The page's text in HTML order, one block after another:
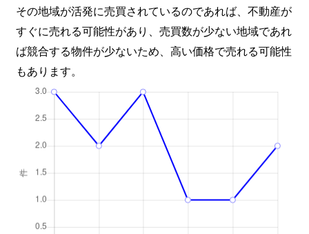
その地域が活発に売買されているのであれば、不動産が
すぐに売れる可能性があり、売買数が少ない地域であれ
ば競合する物件が少ないため、高い価格で売れる可能性
もあります。